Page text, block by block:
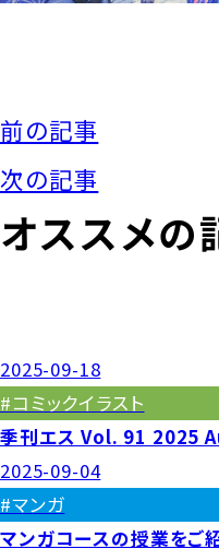
前の記事
次の記事
オススメの
2025-09-18
#コミックイラスト
季刊エス Vol. 91 2025
2025-09-04
#マンガ
マンガコースの授業をご紹